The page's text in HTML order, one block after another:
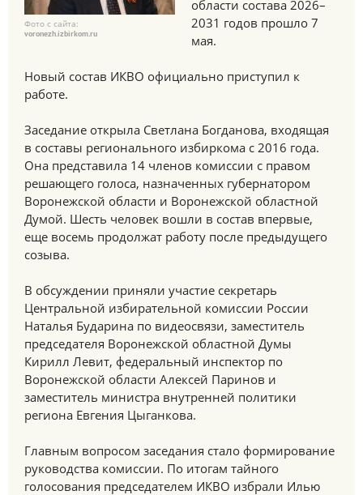
Фото с сайта:
voronezh.izbirkom.ru
области состава 2026–
2031 годов прошло 7
мая.
Новый состав ИКВО официально приступил к
работе.
Заседание открыла Светлана Богданова, входящая
в составы регионального избиркома с 2016 года.
Она представила 14 членов комиссии с правом
решающего голоса, назначенных губернатором
Воронежской области и Воронежской областной
Думой. Шесть человек вошли в состав впервые,
еще восемь продолжат работу после предыдущего
созыва.
В обсуждении приняли участие секретарь
Центральной избирательной комиссии России
Наталья Бударина по видеосвязи, заместитель
председателя Воронежской областной Думы
Кирилл Левит, федеральный инспектор по
Воронежской области Алексей Паринов и
заместитель министра внутренней политики
региона Евгения Цыганкова.
Главным вопросом заседания стало формирование
руководства комиссии. По итогам тайного
голосования председателем ИКВО избрали Илью